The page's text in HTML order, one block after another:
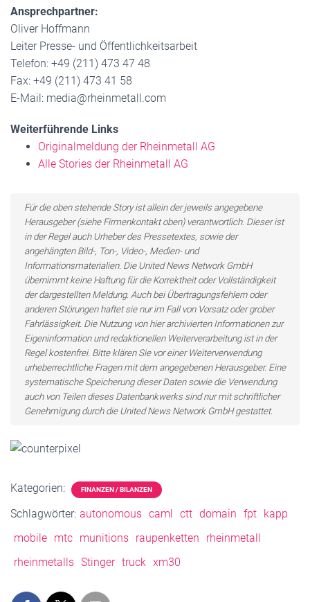
Ansprechpartner:
Oliver Hoffmann
Leiter Presse- und Öffentlichkeitsarbeit
Telefon: +49 (211) 473 47 48
Fax: +49 (211) 473 41 58
E-Mail: media@rheinmetall.com
Weiterführende Links
Originalmeldung der Rheinmetall AG
Alle Stories der Rheinmetall AG
Für die oben stehende Story ist allein der jeweils angegebene
Herausgeber (siehe Firmenkontakt oben) verantwortlich. Dieser ist
in der Regel auch Urheber des Pressetextes, sowie der
angehängten Bild-, Ton-, Video-, Medien- und
Informationsmaterialien. Die United News Network GmbH
übernimmt keine Haftung für die Korrektheit oder Vollständigkeit
der dargestellten Meldung. Auch bei Übertragungsfehlern oder
anderen Störungen haftet sie nur im Fall von Vorsatz oder grober
Fahrlässigkeit. Die Nutzung von hier archivierten Informationen zur
Eigeninformation und redaktionellen Weiterverarbeitung ist in der
Regel kostenfrei. Bitte klären Sie vor einer Weiterverwendung
urheberrechtliche Fragen mit dem angegebenen Herausgeber. Eine
systematische Speicherung dieser Daten sowie die Verwendung
auch von Teilen dieses Datenbankwerks sind nur mit schriftlicher
Genehmigung durch die United News Network GmbH gestattet.
Kategorien: FINANZEN / BILANZEN
Schlagwörter: autonomous caml ctt domain fpt
kapp
mobile mtc munitions raupenketten
rheinmetall
rheinmetalls Stinger truck xm30